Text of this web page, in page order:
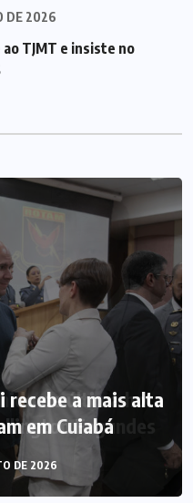
DE 2026
TJMT e insiste no
a mais alta
em Cuiabá
DE 2026